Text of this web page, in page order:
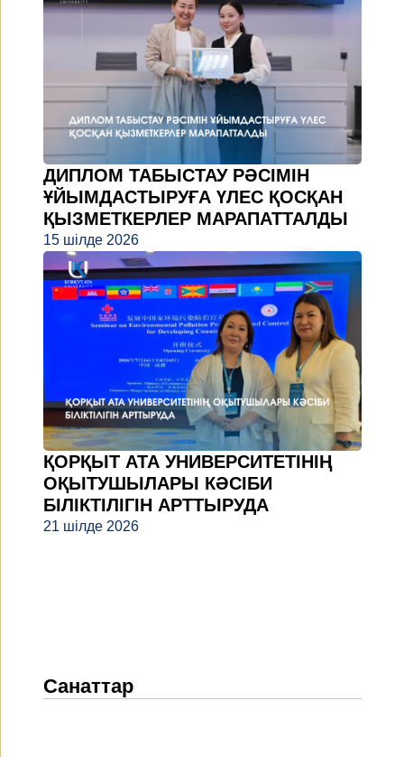
ДИПЛОМ ТАБЫСТАУ РӘСІМІН
ҰЙЫМДАСТЫРУҒА ҮЛЕС ҚОСҚАН
ҚЫЗМЕТКЕРЛЕР МАРАПАТТАЛДЫ
15 шілде 2026
ҚОРҚЫТ АТА УНИВЕРСИТЕТІНІҢ
ОҚЫТУШЫЛАРЫ КӘСІБИ
БІЛІКТІЛІГІН АРТТЫРУДА
21 шілде 2026
Санаттар